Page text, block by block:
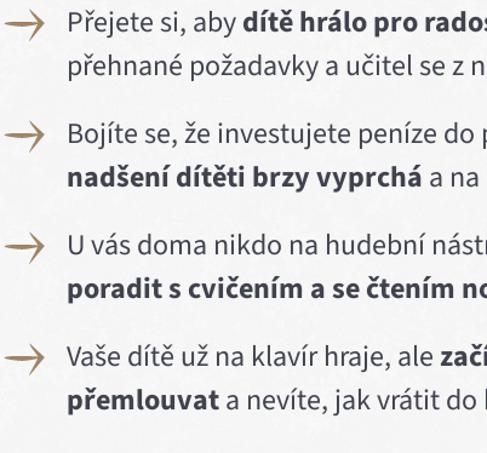
Přejete si, abydítě hrálo pro
přehnané požadavky a učitel se z
Bojíte se, že investujete peníze
nadšení dítěti brzy vyprchá a
U vás doma nikdo na hudební
poradit s cvičením a se čtením
Vaše dítě už na klavír hraje, ale
přemlouvata nevíte, jak vrátit